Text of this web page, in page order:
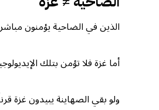
الذين في الضاحية يؤمنون
أما غزة فلا تؤمن بتلك
ولو بقي الصهاينة يبيدون غزة